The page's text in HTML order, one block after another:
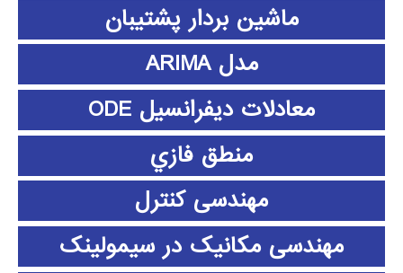
ماشین بردار پشتیبان
مدل ARIMA
معادلات دیفرانسیل ODE
منطق فازي
مهندسی کنترل
مهندسی مکانیک در سیمولینک